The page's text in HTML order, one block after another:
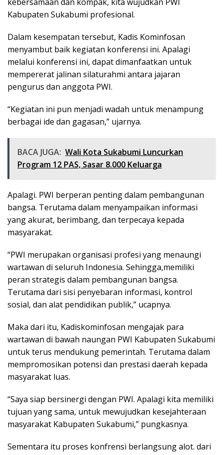
Kabupaten Sukabumi profesional.
Dalam kesempatan tersebut, Kadis Kominfosan
menyambut baik kegiatan konferensi ini. Apalagi
melalui konferensi ini, dapat dimanfaatkan untuk
mempererat jalinan silaturahmi antara jajaran
pengurus dan anggota PWI.
“Kegiatan ini pun menjadi wadah untuk menampung
berbagai ide dan gagasan,” ujarnya.
BACA JUGA: Wali Kota Sukabumi Luncurkan
Program 12 PAS, Sasar 8.000 Keluarga
Apalagi. PWI berperan penting dalam pembangunan
bangsa. Terutama dalam menyampaikan informasi
yang akurat, berimbang, dan terpecaya kepada
masyarakat.
“PWI merupakan organisasi profesi yang menaungi
wartawan di seluruh Indonesia. Sehingga,memiliki
peran strategis dalam pembangunan bangsa.
Terutama dari sisi penyebaran informasi, kontrol
sosial, dan alat pendidikan publik,” ucapnya.
Maka dari itu, Kadiskominfosan mengajak para
wartawan di bawah naungan PWI Kabupaten Sukabumi
untuk terus mendukung pemerintah. Terutama dalam
mempromosikan potensi dan prestasi daerah kepada
masyarakat luas.
“Saya siap bersinergi dengan PWI. Apalagi kita memiliki
tujuan yang sama, untuk mewujudkan kesejahteraan
masyarakat Kabupaten Sukabumi,” pungkasnya.
Sementara itu proses konfrensi berlangsung alot. dari